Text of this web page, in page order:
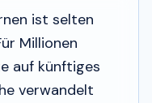
ist selten
Millionen
auf künftiges
verwandelt